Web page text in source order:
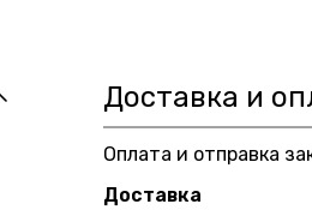
Доставка и
Оплата и отправка
Доставка